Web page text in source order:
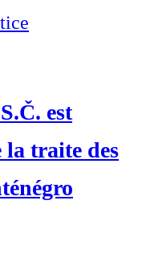
est
la traite des